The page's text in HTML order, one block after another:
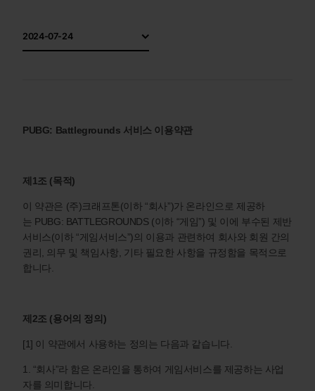
2024-07-24
PUBG: Battlegrounds 서비스 이용약관
제1조 (목적)
이 약관은 (주)크래프톤(이하 “회사”)가 온라인으로 제공하
는 PUBG: BATTLEGROUNDS (이하 “게임”) 및 이에 부수된 제반
서비스(이하 “게임서비스”)의 이용과 관련하여 회사와 회원 간의
권리, 의무 및 책임사항, 기타 필요한 사항을 규정함을 목적으로
합니다.
제2조 (용어의 정의)
[1] 이 약관에서 사용하는 정의는 다음과 같습니다.
1. “회사”라 함은 온라인을 통하여 게임서비스를 제공하는 사업
자를 의미합니다.